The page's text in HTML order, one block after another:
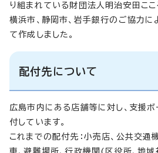
り組まれている財団法人明治安田ここ
横浜市、静岡市、岩手銀行のご協力に
て作成しました。
配付先について
広島市内にある店舗等に対し、支援ボ
付しています。
これまでの配付先：小売店、公共交通
車、避難場所、行政機関(区役所、地